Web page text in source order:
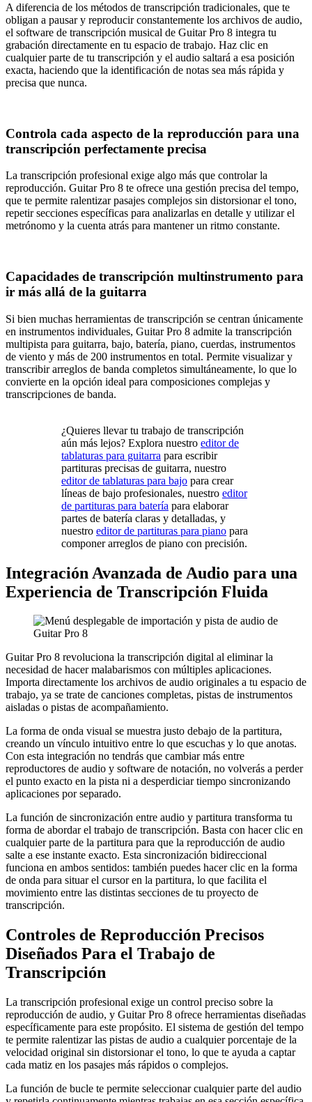
A diferencia de los métodos de transcripción tradicionales, que te
obligan a pausar y reproducir constantemente los archivos de audio,
el software de transcripción musical de Guitar Pro 8 integra tu
grabación directamente en tu espacio de trabajo. Haz clic en
cualquier parte de tu transcripción y el audio saltará a esa posición
exacta, haciendo que la identificación de notas sea más rápida y
precisa que nunca.
Controla cada aspecto de la reproducción para una
transcripción perfectamente precisa
La transcripción profesional exige algo más que controlar la
reproducción. Guitar Pro 8 te ofrece una gestión precisa del tempo,
que te permite ralentizar pasajes complejos sin distorsionar el tono,
repetir secciones específicas para analizarlas en detalle y utilizar el
metrónomo y la cuenta atrás para mantener un ritmo constante.
Capacidades de transcripción multinstrumento para
ir más allá de la guitarra
Si bien muchas herramientas de transcripción se centran únicamente
en instrumentos individuales, Guitar Pro 8 admite la transcripción
multipista para guitarra, bajo, batería, piano, cuerdas, instrumentos
de viento y más de 200 instrumentos en total. Permite visualizar y
transcribir arreglos de banda completos simultáneamente, lo que lo
convierte en la opción ideal para composiciones complejas y
transcripciones de banda.
¿Quieres llevar tu trabajo de transcripción
aún más lejos? Explora nuestro editor de
tablaturas para guitarra para escribir
partituras precisas de guitarra, nuestro
editor de tablaturas para bajo para crear
líneas de bajo profesionales, nuestro editor
de partituras para batería para elaborar
partes de batería claras y detalladas, y
nuestro editor de partituras para piano para
componer arreglos de piano con precisión.
Integración Avanzada de Audio para una
Experiencia de Transcripción Fluida
Guitar Pro 8 revoluciona la transcripción digital al eliminar la
necesidad de hacer malabarismos con múltiples aplicaciones.
Importa directamente los archivos de audio originales a tu espacio de
trabajo, ya se trate de canciones completas, pistas de instrumentos
aisladas o pistas de acompañamiento.
La forma de onda visual se muestra justo debajo de la partitura,
creando un vínculo intuitivo entre lo que escuchas y lo que anotas.
Con esta integración no tendrás que cambiar más entre
reproductores de audio y software de notación, no volverás a perder
el punto exacto en la pista ni a desperdiciar tiempo sincronizando
aplicaciones por separado.
La función de sincronización entre audio y partitura transforma tu
forma de abordar el trabajo de transcripción. Basta con hacer clic en
cualquier parte de la partitura para que la reproducción de audio
salte a ese instante exacto. Esta sincronización bidireccional
funciona en ambos sentidos: también puedes hacer clic en la forma
de onda para situar el cursor en la partitura, lo que facilita el
movimiento entre las distintas secciones de tu proyecto de
transcripción.
Controles de Reproducción Precisos
Diseñados Para el Trabajo de
Transcripción
La transcripción profesional exige un control preciso sobre la
reproducción de audio, y Guitar Pro 8 ofrece herramientas diseñadas
específicamente para este propósito. El sistema de gestión del tempo
te permite ralentizar las pistas de audio a cualquier porcentaje de la
velocidad original sin distorsionar el tono, lo que te ayuda a captar
cada matiz en los pasajes más rápidos o complejos.
La función de bucle te permite seleccionar cualquier parte del audio